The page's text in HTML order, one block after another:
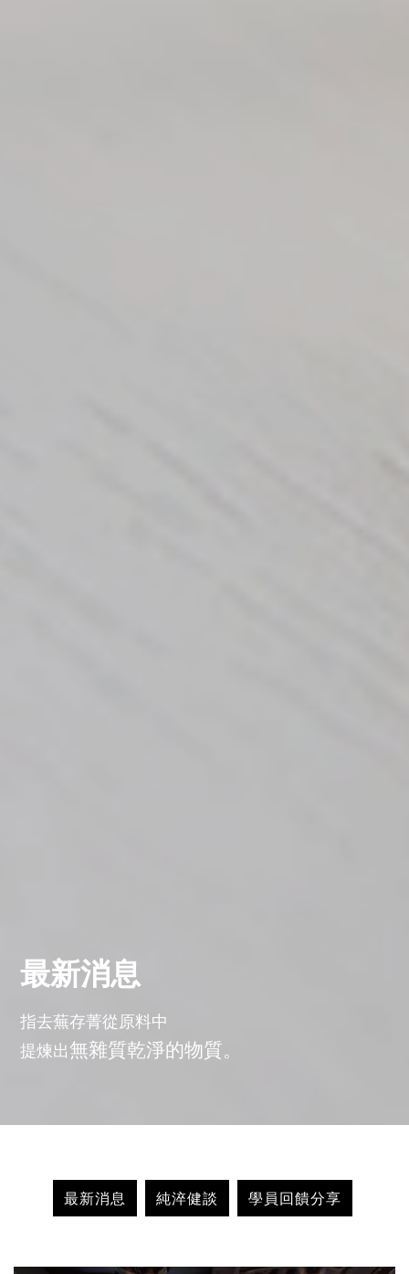
最新消息
指去蕪存菁從原料中
提煉出無雜質乾淨的物質。
最新消息 純淬健談 學員回饋分享